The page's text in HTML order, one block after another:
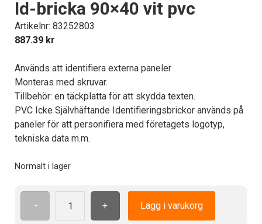
Id-bricka 90×40 vit pvc
Artikelnr: 83252803
887.39 kr
Används att identifiera externa paneler
Monteras med skruvar.
Tillbehör: en täckplatta för att skydda texten.
PVC Icke Självhäftande Identifieringsbrickor används på
paneler för att personifiera med företagets logotyp,
tekniska data m.m.
Normalt i lager
- + Lägg i varukorg